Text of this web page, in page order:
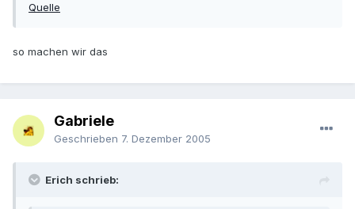
Quelle
so machen wir das
Gabriele
Geschrieben 7. Dezember 2005
Erich schrieb: